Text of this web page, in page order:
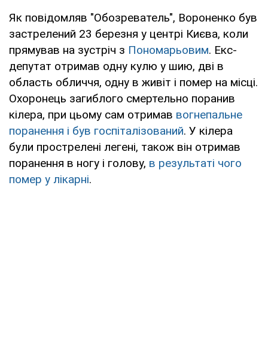
Як повідомляв "Обозреватель", Вороненко був
застрелений 23 березня у центрі Києва, коли
прямував на зустріч з Пономарьовим. Екс-
депутат отримав одну кулю у шию, дві в
область обличчя, одну в живіт і помер на місці.
Охоронець загиблого смертельно поранив
кілера, при цьому сам отримав вогнепальне
поранення і був госпіталізований. У кілера
були прострелені легені, також він отримав
поранення в ногу і голову, в результаті чого
помер у лікарні.